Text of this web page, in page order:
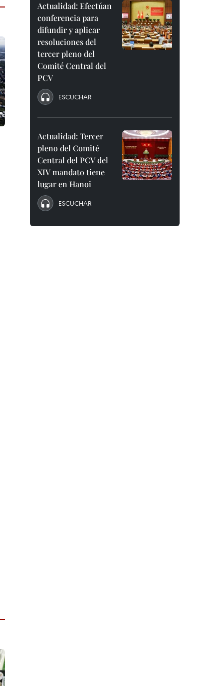
Actualidad: Efectúan
conferencia para
difundir y aplicar
resoluciones del
tercer pleno del
Comité Central del
PCV
ESCUCHAR
Actualidad: Tercer
pleno del Comité
Central del PCV del
XIV mandato tiene
lugar en Hanoi
ESCUCHAR